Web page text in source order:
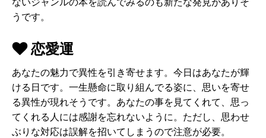
うです。
恋愛運
あなたの魅力で異性を引き寄せます。今日はあなたが輝
ける日です。一生懸命に取り組んでる姿に、思いを寄せ
る異性が現れそうです。あなたの事を見てくれて、思っ
てくれる人には感謝を忘れないように。ただし、思わせ
ぶりな対応は誤解を招いてしまうので注意が必要。